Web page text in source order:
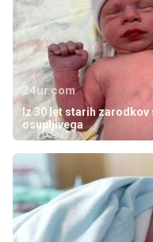
24ur.com
Iz 30 let starih
osupljivega